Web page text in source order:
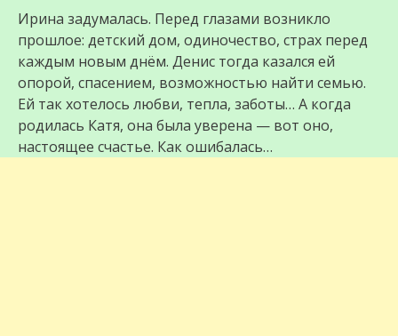
Ирина задумалась. Перед глазами возникло
прошлое: детский дом, одиночество, страх перед
каждым новым днём. Денис тогда казался ей
опорой, спасением, возможностью найти семью.
Ей так хотелось любви, тепла, заботы… А когда
родилась Катя, она была уверена — вот оно,
настоящее счастье. Как ошибалась…